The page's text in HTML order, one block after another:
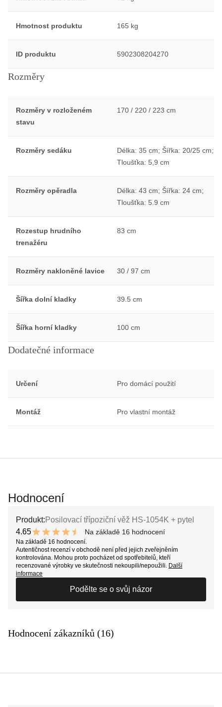
Hmotnost produktu 165 kg
ID produktu 5902308204270
Rozměry
Rozměry v rozloženém
stavu
170 / 220 / 223 cm
Rozměry sedáku
Délka: 35 cm; Šířka: 20/25 cm;
Tloušťka: 5,9 cm
Rozměry opěradla
Délka: 43 cm; Šířka: 24 cm;
Tloušťka: 5.9 cm
Rozestup hrudního
trenažéru
83 cm
Rozměry nakloněné lavice 30 / 97 cm
Šířka dolní kladky 39.5 cm
Šířka horní kladky 100 cm
Dodatečné informace
Určení Pro domácí použití
Montáž Pro vlastní montáž
Hodnocení
Produkt: Posilovací třípoziční věž HS-1054K + pytel
4.65
9.3 out of 10 stars
Na základě 16 hodnocení
Na základě 16 hodnocení.
Autentičnost recenzí v obchodě není před jejich zveřejněním
kontrolována. Mohou proto pocházet od spotřebitelů, kteří
recenzované výrobky ve skutečnosti nekoupili/nepoužili. Další
informace
Podělte se o svůj názor
Hodnocení zákazníků (16)